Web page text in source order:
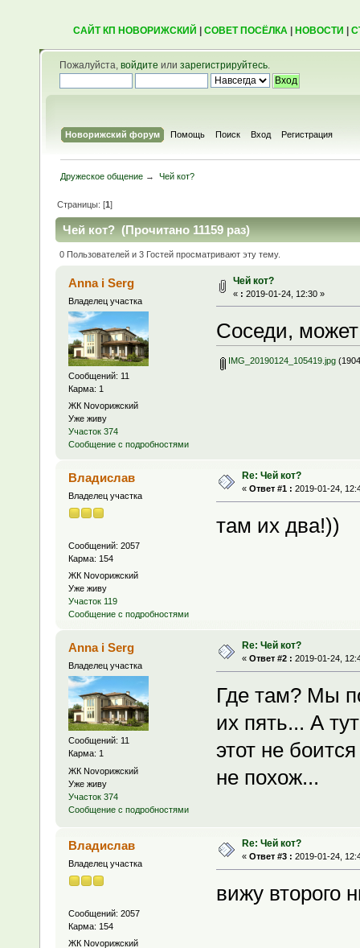
САЙТ КП НОВОРИЖСКИЙ СОВЕТ ПОСЁЛКА| НОВОСТИ
Пожалуйста, войдите или зарегистрируйтесь.
Новорижский форум Помощь Поиск Вход Регистрация
Дружеское общение → Чей кот?
Страницы: [1]
Чей кот? (Прочитано 11159 раз)
0 Пользователей и 3 Гостей просматривают эту тему.
Anna i Serg
Владелец участка
Сообщений: 11
Карма: 1
ЖК Novoрижский
Уже живу
Участок 374
Сообщение с подробностями
Чей кот?
« : 2019-01-24, 12:30 »
Соседи, может
IMG_20190124_105419.jpg
Владислав
Владелец участка
Сообщений: 2057
Карма: 154
ЖК Novoрижский
Уже живу
Участок 119
Сообщение с подробностями
Re: Чей кот?
« Ответ #1 : 2019-01-24,
там их два!))
Anna i Serg
Владелец участка
Сообщений: 11
Карма: 1
ЖК Novoрижский
Уже живу
Участок 374
Сообщение с подробностями
Re: Чей кот?
« Ответ #2 : 2019-01-24,
Где там? Мы
их пять... А
этот не
не похож...
Владислав
Владелец участка
Сообщений: 2057
Карма: 154
ЖК Novoрижский
Re: Чей кот?
« Ответ #3 : 2019-01-24,
вижу второго